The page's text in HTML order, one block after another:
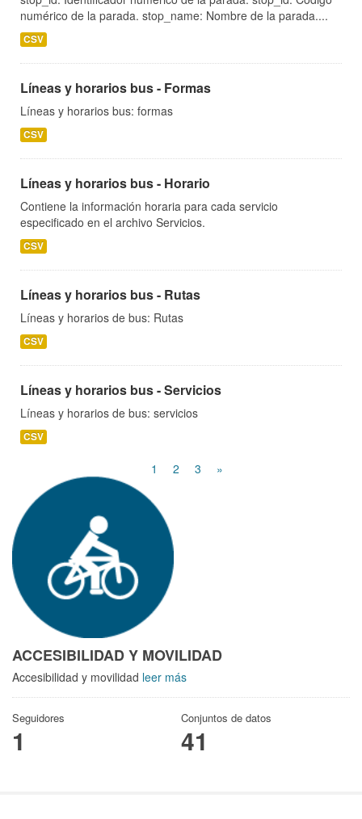
numérico de la parada. stop_name: Nombre de la parada....
CSV
Líneas y horarios bus - Formas
Líneas y horarios bus: formas
CSV
Líneas y horarios bus - Horario
Contiene la información horaria para cada servicio
especificado en el archivo Servicios.
CSV
Líneas y horarios bus - Rutas
Líneas y horarios de bus: Rutas
CSV
Líneas y horarios bus - Servicios
Líneas y horarios de bus: servicios
CSV
1 2 3 »
ACCESIBILIDAD Y MOVILIDAD
Accesibilidad y movilidad leer más
Seguidores
1
Conjuntos de datos
41